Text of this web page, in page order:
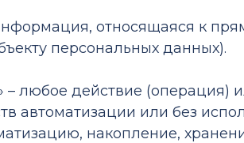
относящаяся к
персональных данных).
– любое действие (операция)
автоматизации или без
накопление,